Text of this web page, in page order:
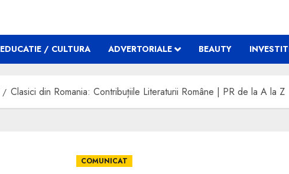
EDUCATIE / CULTURA ADVERTORIALE BEAUTY
Clasici din Romania: Contribuțiile Literaturii Române | PR de la A la Z
COMUNICAT